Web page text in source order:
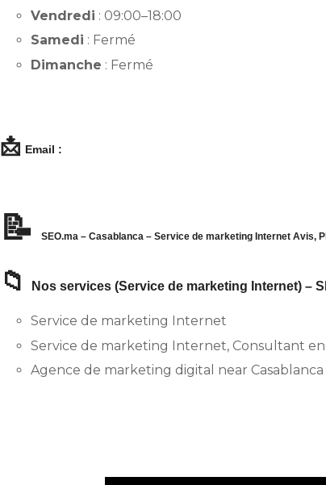
Vendredi : 09:00–18:00
Samedi : Fermé
Dimanche : Fermé
📩 Email :
📝 SEO.ma – Casablanca – Service de marketing Internet Avis,
📁 Nos services (Service de marketing Internet) –
Service de marketing Internet
Service de marketing Internet, Consultant
Agence de marketing digital near Casablanca